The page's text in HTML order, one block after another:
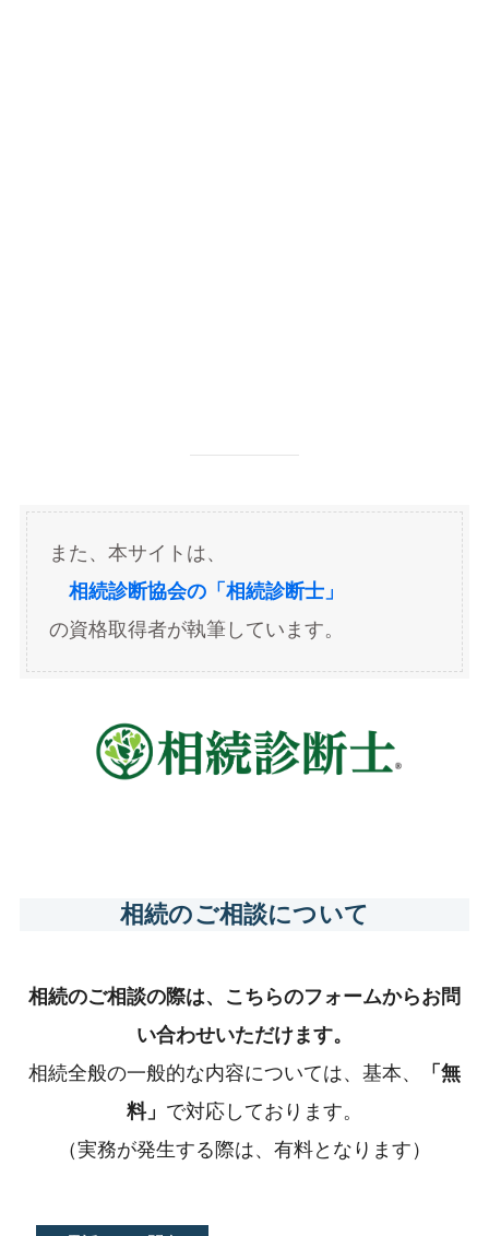
また、本サイトは、
相続診断協会の「相続診断士」
の資格取得者が執筆しています。
相続のご相談について
相続のご相談の際は、こちらのフォームからお問
い合わせいただけます。
相続全般の一般的な内容については、基本、
「無
料」 で対応しております。
（実務が発生する際は、有料となります）